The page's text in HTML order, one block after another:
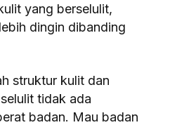
yang berselulit,
dingin dibanding
struktur kulit dan
tidak ada
badan. Mau badan